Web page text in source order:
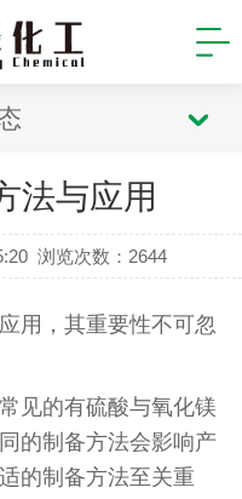
法与应用
浏览次数： 2644
用，其重要性不可忽
见的有硫酸与氧化镁
的制备方法会影响产
的制备方法至关重